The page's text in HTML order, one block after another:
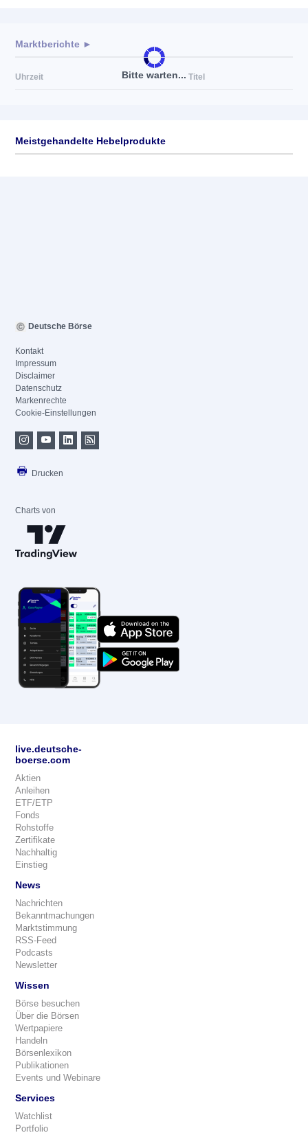
Bitte warten...
Marktberichte ►
Uhrzeit Titel
Meistgehandelte Hebelprodukte
Deutsche Börse
Kontakt
Impressum
Disclaimer
Datenschutz
Markenrechte
Cookie-Einstellungen
Drucken
Charts von
live.deutsche-
boerse.com
Aktien
Anleihen
ETF/ETP
Fonds
Rohstoffe
Zertifikate
Nachhaltig
Einstieg
News
Nachrichten
Bekanntmachungen
Marktstimmung
RSS-Feed
Podcasts
Newsletter
Wissen
Börse besuchen
Über die Börsen
Wertpapiere
Handeln
Börsenlexikon
Publikationen
Events und Webinare
Services
Watchlist
Portfolio